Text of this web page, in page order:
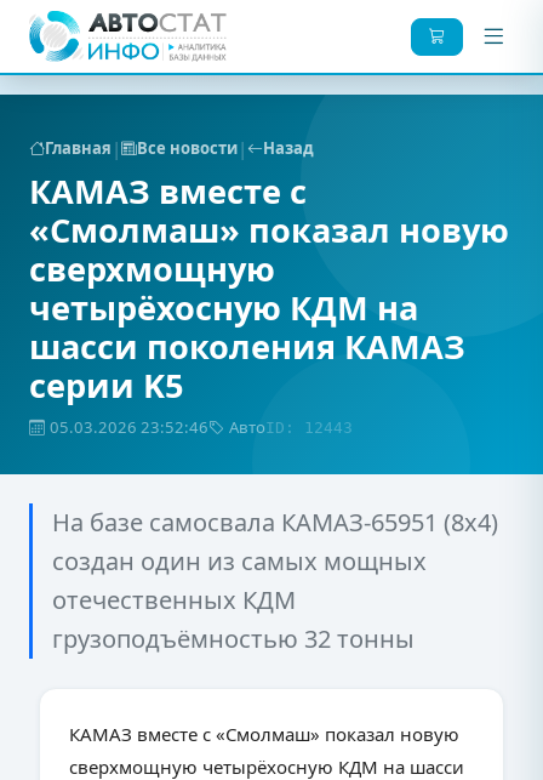
Главная | Все новости| Назад
КАМАЗ вместе с
«Смолмаш» показал новую
сверхмощную
четырёхосную КДМ на
шасси поколения КАМАЗ
серии K5
05.03.2026 23:52:46 АвтоID: 12443
На базе самосвала КАМАЗ-65951 (8х4)
создан один из самых мощных
отечественных КДМ
грузоподъёмностью 32 тонны
КАМАЗ вместе с «Смолмаш» показал новую
сверхмощную четырёхосную КДМ на шасси